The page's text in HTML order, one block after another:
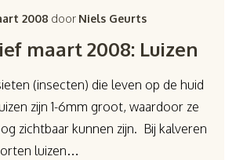
2008 door Niels Geurts
maart 2008: Luizen
(insecten) die leven op de huid
zijn 1-6mm groot, waardoor ze
zichtbaar kunnen zijn. Bij kalveren
luizen…